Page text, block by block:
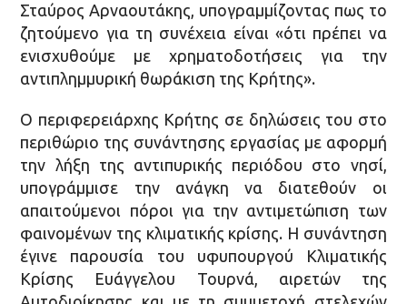
Σταύρος Αρναουτάκης, υπογραμμίζοντας πως το
ζητούμενο για τη συνέχεια είναι «ότι πρέπει να
ενισχυθούμε με χρηματοδοτήσεις για την
αντιπλημμυρική θωράκιση της Κρήτης».
Ο περιφερειάρχης Κρήτης σε δηλώσεις του στο
περιθώριο της συνάντησης εργασίας με αφορμή
την λήξη της αντιπυρικής περιόδου στο νησί,
υπογράμμισε την ανάγκη να διατεθούν οι
απαιτούμενοι πόροι για την αντιμετώπιση των
φαινομένων της κλιματικής κρίσης. Η συνάντηση
έγινε παρουσία του υφυπουργού Κλιματικής
Κρίσης Ευάγγελου Τουρνά, αιρετών της